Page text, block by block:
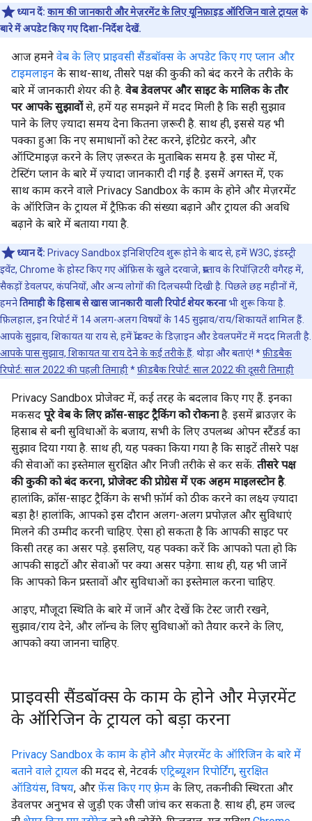
ध्यान दें: काम की जानकारी और मेज़रमेंट के लिए यूनिफ़ाइड ऑरिजिन वाले ट्रायलके
बारे में अपडेट किए गए दिशा-निर्देश देखें.
आज हमने वेब के लिए प्राइवसी सैंडबॉक्स के अपडेट किए गए प्लान और
टाइमलाइन के साथ-साथ, तीसरे पक्ष की कुकी को बंद करने के तरीके के
बारे में जानकारी शेयर की है. वेब डेवलपर और साइट के मालिक के तौर
पर आपके सुझावोंसे, हमें यह समझने में मदद मिली है कि सही सुझाव
पाने के लिए ज़्यादा समय देना कितना ज़रूरी है. साथ ही, इससे यह भी
पक्का हुआ कि नए समाधानों को टेस्ट करने, इंटिग्रेट करने, और
ऑप्टिमाइज़ करने के लिए ज़रूरत के मुताबिक समय है. इस पोस्ट में,
टेस्टिंग प्लान के बारे में ज़्यादा जानकारी दी गई है. इसमें अगस्त में, एक
साथ काम करने वाले Privacy Sandbox के काम के होने और मेज़रमेंट
के ऑरिजिन के ट्रायल में ट्रैफ़िक की संख्या बढ़ाने और ट्रायल की अवधि
बढ़ाने के बारे में बताया गया है.
ध्यान दें: Privacy Sandbox इनिशिएटिव शुरू होने के बाद से, हमें W3C, इंडस्ट्री
इवेंट, Chrome के होस्ट किए गए ऑफ़िस के खुले दरवाजे, प्रस्ताव के रिपॉज़िटरी वगैरह में,
सैकड़ों डेवलपर, कंपनियों, और अन्य लोगों की दिलचस्पी दिखी है. पिछले छह महीनों में,
हमनेतिमाही के हिसाब से खास जानकारी वाली रिपोर्ट शेयर करनाभी शुरू किया है.
फ़िलहाल, इन रिपोर्ट में 14 अलग-अलग विषयों के 145 सुझाव/राय/शिकायतें शामिल हैं.
आपके सुझाव, शिकायत या राय से, हमें प्रॉडक्ट के डिज़ाइन और डेवलपमेंट में मदद मिलती है.
आपके पास सुझाव, शिकायत या राय देने के कई तरीके हैं . थोड़ा और बताएं! *फ़ीडबैक
रिपोर्ट: साल 2022 की पहली तिमाही*फ़ीडबैक रिपोर्ट: साल 2022 की दूसरी तिमाही
Privacy Sandbox प्रोजेक्ट में, कई तरह के बदलाव किए गए हैं. इनका
मकसद पूरे वेब के लिए क्रॉस-साइट ट्रैकिंग को रोकनाहै. इसमें ब्राउज़र के
हिसाब से बनी सुविधाओं के बजाय, सभी के लिए उपलब्ध ओपन स्टैंडर्ड का
सुझाव दिया गया है. साथ ही, यह पक्का किया गया है कि साइटें तीसरे पक्ष
की सेवाओं का इस्तेमाल सुरक्षित और निजी तरीके से कर सकें. तीसरे पक्ष
की कुकी को बंद करना, प्रोजेक्ट की प्रोग्रेस में एक अहम माइलस्टोन है.
हालांकि, क्रॉस-साइट ट्रैकिंग के सभी फ़ॉर्म को ठीक करने का लक्ष्य ज़्यादा
बड़ा है! हालांकि, आपको इस दौरान अलग-अलग प्रपोज़ल और सुविधाएं
मिलने की उम्मीद करनी चाहिए. ऐसा हो सकता है कि आपकी साइट पर
किसी तरह का असर पड़े. इसलिए, यह पक्का करें कि आपको पता हो कि
आपकी साइटों और सेवाओं पर क्या असर पड़ेगा. साथ ही, यह भी जानें
कि आपको किन प्रस्तावों और सुविधाओं का इस्तेमाल करना चाहिए.
आइए, मौजूदा स्थिति के बारे में जानें और देखें कि टेस्ट जारी रखने,
सुझाव/राय देने, और लॉन्च के लिए सुविधाओं को तैयार करने के लिए,
आपको क्या जानना चाहिए.
प्राइवसी सैंडबॉक्स के काम के होने और मेज़रमेंट
के ऑरिजिन के ट्रायल को बड़ा करना
Privacy Sandbox के काम के होने और मेज़रमेंट के ऑरिजिन के बारे में
बताने वाले ट्रायल की मदद से, नेटवर्क एट्रिब्यूशन रिपोर्टिंग, सुरक्षित
ऑडियंस, विषय, और फ़ेंस किए गए फ़्रेम के लिए, तकनीकी स्थिरता और
डेवलपर अनुभव से जुड़ी एक जैसी जांच कर सकता है. साथ ही, हम जल्द